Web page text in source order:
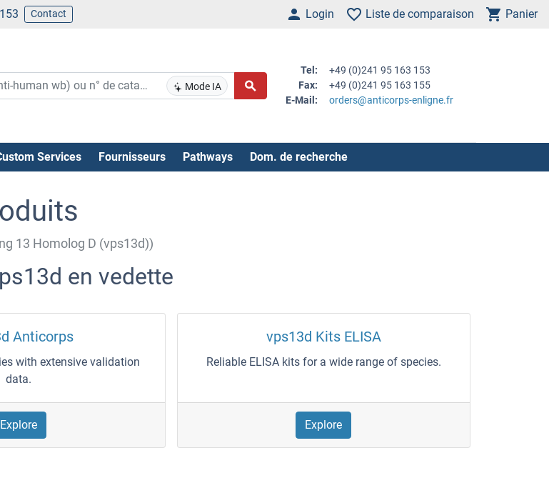
Contact Login Liste de comparaison Panier
Mode IA
Tel:
+49 (0)241 95 163 153
Fax:
+49 (0)241 95 163 155
E-Mail:
orders@anticorps-enligne.fr
Services Fournisseurs Pathways Dom. de recherche
13 Homolog D (vps13d))
en vedette
Anticorps
with extensive validation
data.
Explore
vps13d Kits ELISA
Reliable ELISA kits for a wide range of species.
Explore